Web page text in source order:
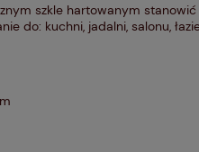
szkle hartowanym
do: kuchni, jadalni, salonu,